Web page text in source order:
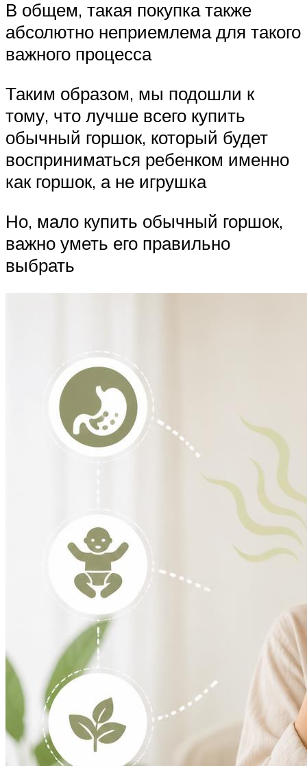
В общем, такая покупка также
абсолютно неприемлема для такого
важного процесса
Таким образом, мы подошли к
тому, что лучше всего купить
обычный горшок, который будет
восприниматься ребенком именно
как горшок, а не игрушка
Но, мало купить обычный горшок,
важно уметь его правильно
выбрать